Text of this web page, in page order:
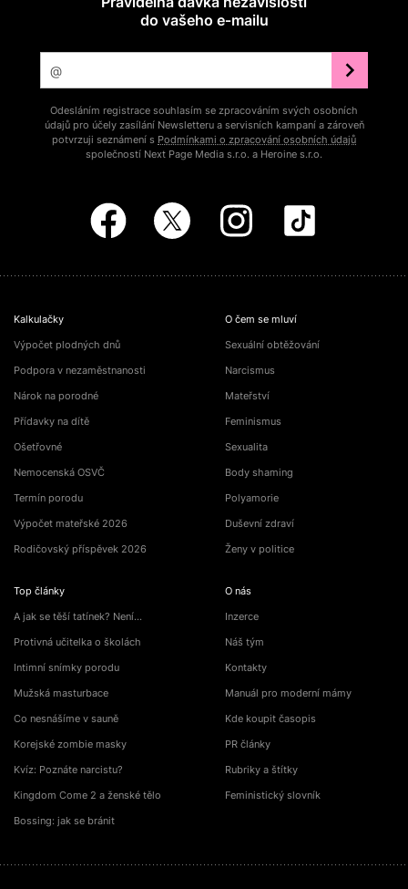
do vašeho e‑mailu
Odesláním registrace souhlasím se zpracováním svých osobních
údajů pro účely zasílání Newsletteru a servisních kampaní a zároveň
potvrzuji seznámení s Podmínkami o zpracování osobních údajů
společností Next Page Media s.r.o. a Heroine s.r.o.
Kalkulačky
Výpočet plodných dnů
Podpora v nezaměstnanosti
Nárok na porodné
Přídavky na dítě
Ošetřovné
Nemocenská OSVČ
Termín porodu
Výpočet mateřské 2026
Rodičovský příspěvek 2026
Top články
A jak se těší tatínek? Není…
Protivná učitelka o školách
Intimní snímky porodu
Mužská masturbace
Co nesnášíme v sauně
Korejské zombie masky
Kvíz: Poznáte narcistu?
Kingdom Come 2 a ženské tělo
Bossing: jak se bránit
O čem se mluví
Sexuální obtěžování
Narcismus
Mateřství
Feminismus
Sexualita
Body shaming
Polyamorie
Duševní zdraví
Ženy v politice
O nás
Inzerce
Náš tým
Kontakty
Manuál pro moderní mámy
Kde koupit časopis
PR články
Rubriky a štítky
Feministický slovník